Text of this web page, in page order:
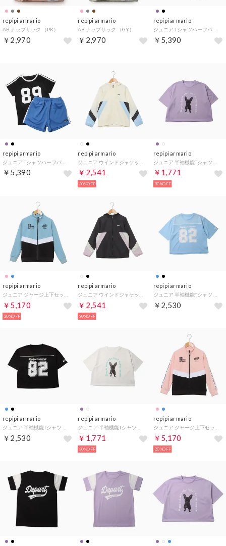
repipi armario
AB ナップサック （PK）
￥2,970
repipi armario
AB ナップサック （GY）
￥2,970
repipi armario
ジュニア Tシャツハーフパンツセット REPIPITスーツ 116-844 （ラベンダー）
￥5,390
repipi armario
￥5,390
repipi armario
￥2,541
30%OFF
repipi armario
￥1,771
30%OFF
repipi armario
ジュニア ジャージ上下セット REPIPIジャージ上下セット 145-820 （サックス）
￥5,170
20%OFF
repipi armario
ジュニア ウインドジャケット REPIPIウインドジャケット 145-826 （ブラックピンク）
￥2,541
30%OFF
repipi armario
ジュニア 半袖機能Tシャツ REPIPI切替半袖Tシャツ 116-847 （サックス）
￥2,530
repipi armario
￥2,530
repipi armario
￥1,771
30%OFF
repipi armario
￥5,170
20%OFF